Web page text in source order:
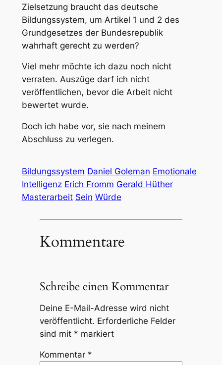
Zielsetzung braucht das deutsche
Bildungssystem, um Artikel 1 und 2 des
Grundgesetzes der Bundesrepublik
wahrhaft gerecht zu werden?
Viel mehr möchte ich dazu noch nicht
verraten. Auszüge darf ich nicht
veröffentlichen, bevor die Arbeit nicht
bewertet wurde.
Doch ich habe vor, sie nach meinem
Abschluss zu verlegen.
Bildungssystem Daniel Goleman Emotionale
Intelligenz Erich Fromm Gerald Hüther
Masterarbeit Sein Würde
Kommentare
Schreibe einen Kommentar
Deine E-Mail-Adresse wird nicht
veröffentlicht. Erforderliche Felder
sind mit * markiert
Kommentar *